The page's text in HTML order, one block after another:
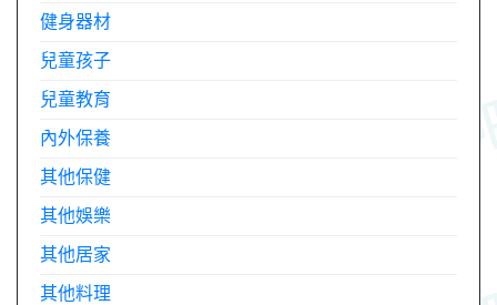
健身器材
兒童孩子
兒童教育
內外保養
其他保健
其他娛樂
其他居家
其他料理